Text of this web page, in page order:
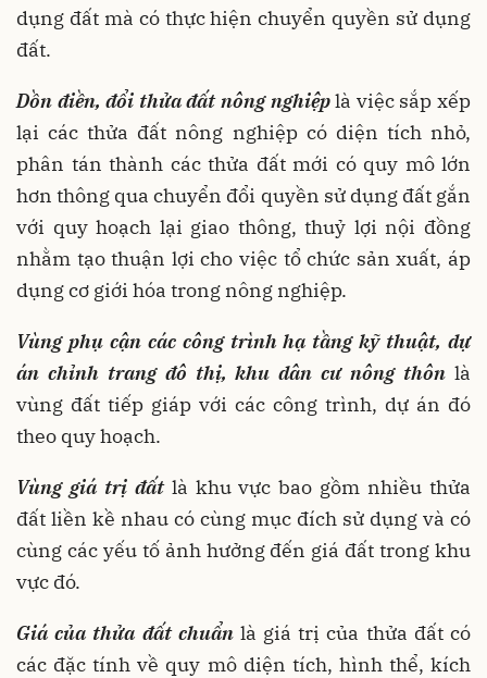
dụng đất mà có thực hiện chuyển quyền sử dụng
đất.
Dồn điền, đổi thửa đất nông nghiệplà việc sắp xếp
lại các thửa đất nông nghiệp có diện tích nhỏ,
phân tán thành các thửa đất mới có quy mô lớn
hơn thông qua chuyển đổi quyền sử dụng đất gắn
với quy hoạch lại giao thông, thuỷ lợi nội đồng
nhằm tạo thuận lợi cho việc tổ chức sản xuất, áp
dụng cơ giới hóa trong nông nghiệp.
Vùng phụ cận các công trình hạ tầng kỹ thuật, dự
án chỉnh trang đô thị, khu dân cư nông thôn là
vùng đất tiếp giáp với các công trình, dự án đó
theo quy hoạch.
Vùng giá trị đất là khu vực bao gồm nhiều thửa
đất liền kề nhau có cùng mục đích sử dụng và có
cùng các yếu tố ảnh hưởng đến giá đất trong khu
vực đó.
Giá của thửa đất chuẩnlà giá trị của thửa đất có
các đặc tính về quy mô diện tích, hình thể, kích